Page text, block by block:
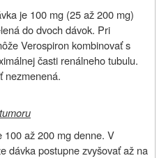
je 100 mg (25 až 200 mg)
do dvoch dávok. Pri
Verospiron kombinovať s
časti renálneho tubulu.
nezmenená.
100 až 200 mg denne. V
dávka postupne zvyšovať až na